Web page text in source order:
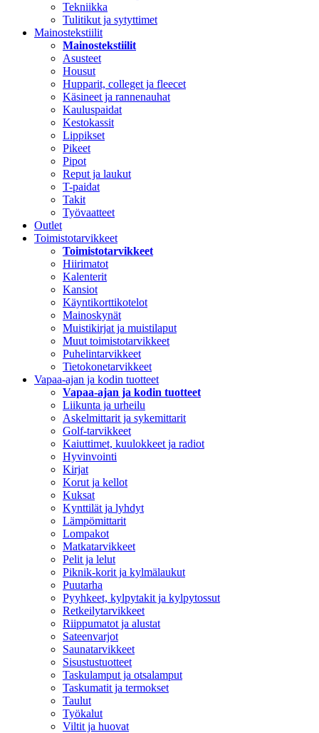
Tekniikka
Tulitikut ja sytyttimet
Mainostekstiilit
Mainostekstiilit
Asusteet
Housut
Hupparit, colleget ja fleecet
Käsineet ja rannenauhat
Kauluspaidat
Kestokassit
Lippikset
Pikeet
Pipot
Reput ja laukut
T-paidat
Takit
Työvaatteet
Outlet
Toimistotarvikkeet
Toimistotarvikkeet
Hiirimatot
Kalenterit
Kansiot
Käyntikorttikotelot
Mainoskynät
Muistikirjat ja muistilaput
Muut toimistotarvikkeet
Puhelintarvikkeet
Tietokonetarvikkeet
Vapaa-ajan ja kodin tuotteet
Vapaa-ajan ja kodin tuotteet
Liikunta ja urheilu
Askelmittarit ja sykemittarit
Golf-tarvikkeet
Kaiuttimet, kuulokkeet ja radiot
Hyvinvointi
Kirjat
Korut ja kellot
Kuksat
Kynttilät ja lyhdyt
Lämpömittarit
Lompakot
Matkatarvikkeet
Pelit ja lelut
Piknik-korit ja kylmälaukut
Puutarha
Pyyhkeet, kylpytakit ja kylpytossut
Retkeilytarvikkeet
Riippumatot ja alustat
Sateenvarjot
Saunatarvikkeet
Sisustustuotteet
Taskulamput ja otsalamput
Taskumatit ja termokset
Taulut
Työkalut
Viltit ja huovat